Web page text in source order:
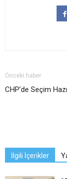
Önceki haber
CHP’de Seçim
İlgili İçerikler